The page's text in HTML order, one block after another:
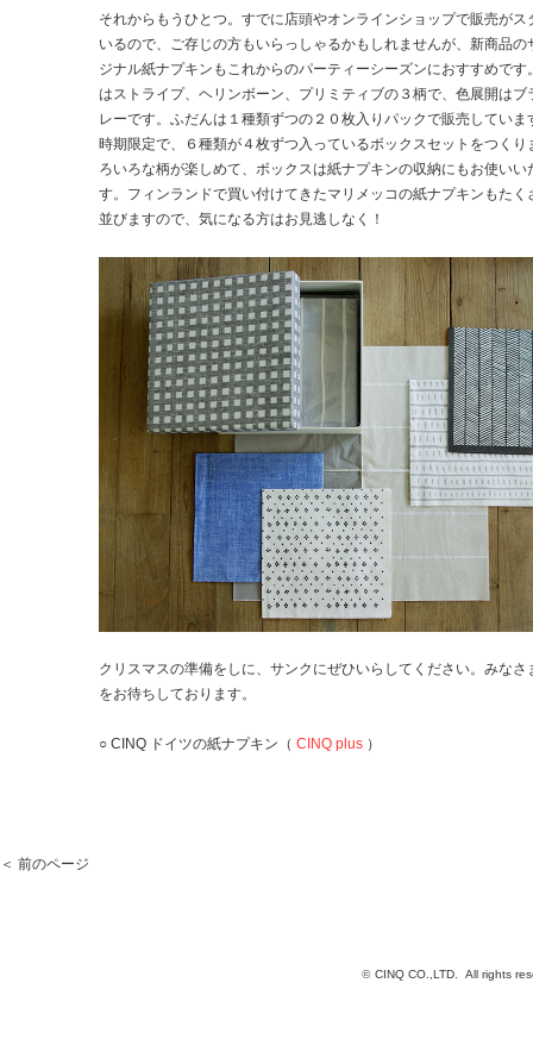
それからもうひとつ。すでに店頭やオンラインショップで販売がス
いるので、ご存じの方もいらっしゃるかもしれませんが、新商品の
ジナル紙ナプキンもこれからのパーティーシーズンにおすすめです
はストライプ、ヘリンボーン、プリミティブの３柄で、色展開はブ
レーです。ふだんは１種類ずつの２０枚入りパックで販売していま
時期限定で、６種類が４枚ずつ入っているボックスセットをつくり
ろいろな柄が楽しめて、ボックスは紙ナプキンの収納にもお使いい
す。フィンランドで買い付けてきたマリメッコの紙ナプキンもたく
並びますので、気になる方はお見逃しなく！
クリスマスの準備をしに、サンクにぜひいらしてください。みなさ
をお待ちしております。
○ CINQ ドイツの紙ナプキン（ CINQ plus）
＜ 前のページ
© CINQ CO.,LTD. All rights